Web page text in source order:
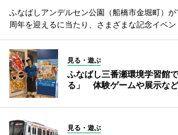
ふなばしアンデルセン公園（船橋市金堀町）
周年を迎えるに当たり、さまざまな記念イベン
見る・遊ぶ
ふなばし三番瀬環境学習館
る」 体験ゲームや展示など
見る・遊ぶ